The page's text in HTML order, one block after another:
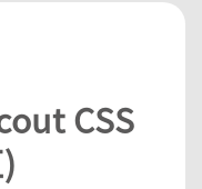
CSS